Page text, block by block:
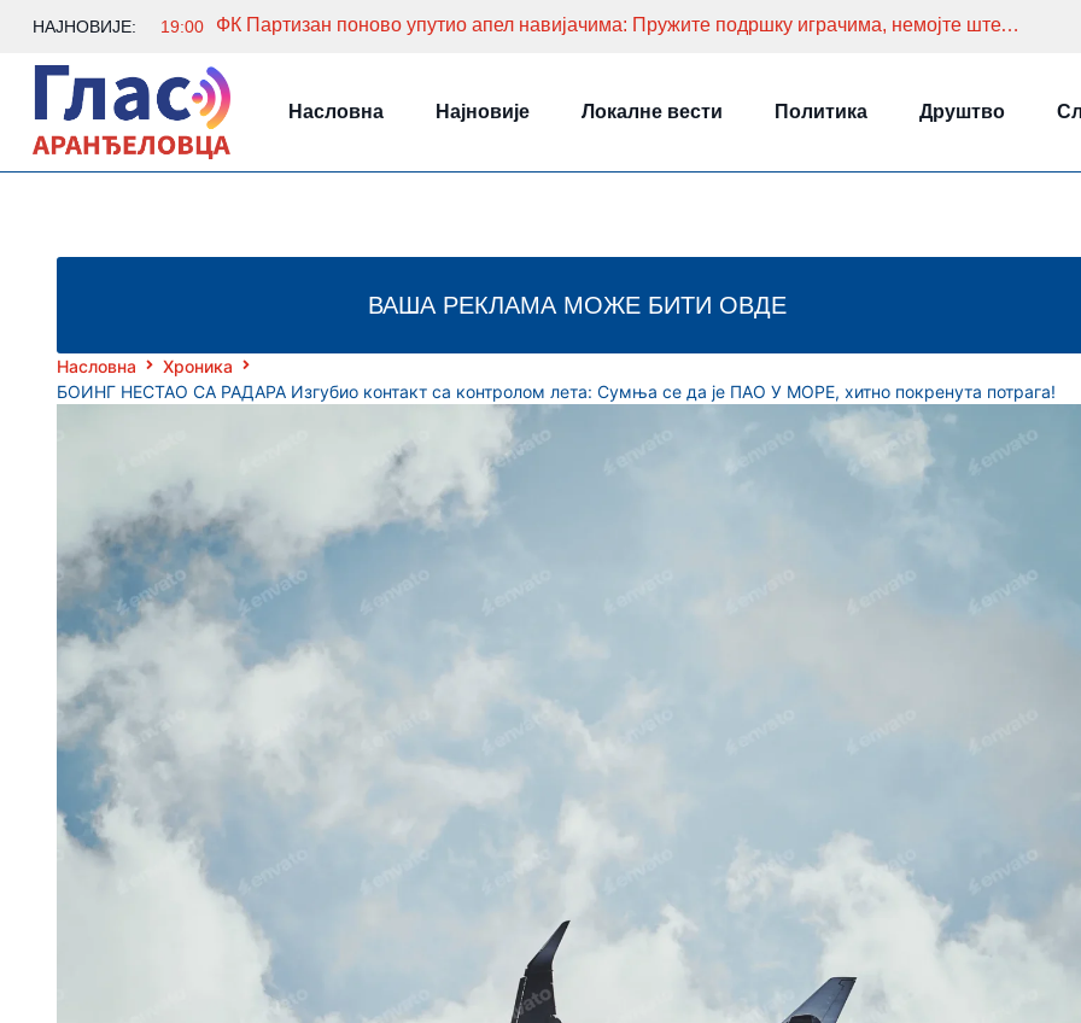
НАЈНОВИЈЕ: 19:00 ФК Партизан поново упутио апел навијачима: Пружите подршку играчима, немојте штетити
Насловна Најновије Локалне вести Политика Друштво
ВАША РЕКЛАМА МОЖЕ БИТИ ОВДЕ
Насловна
Хроника
БОИНГ НЕСТАО СА РАДАРА Изгубио контакт са контролом лета: Сумња се да је ПАО У МОРЕ, хитно покренута потрага!